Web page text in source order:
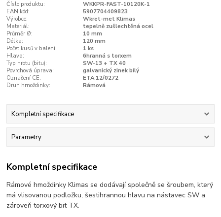
Číslo produktu:
WKKPR-FAST-10120K-1
EAN kód:
5907704409823
Výrobce:
Wkret-met Klimas
Materiál:
tepelně zušlechtěná ocel
Průměr Ø:
10 mm
Délka:
120 mm
Počet kusů v balení:
1 ks
Hlava:
6hranná s torxem
Typ hrotu (bitu):
SW-13 + TX 40
Povrchová úprava:
galvanický zinek bílý
Označení CE:
ETA 12/0272
Druh hmoždinky:
Rámová
Kompletní specifikace
Parametry
Kompletní specifikace
Rámové hmoždinky Klimas se dodávají společně se šroubem, který
má vlisovanou podložku, šestihrannou hlavu na nástavec SW a
zároveň torxový bit TX.